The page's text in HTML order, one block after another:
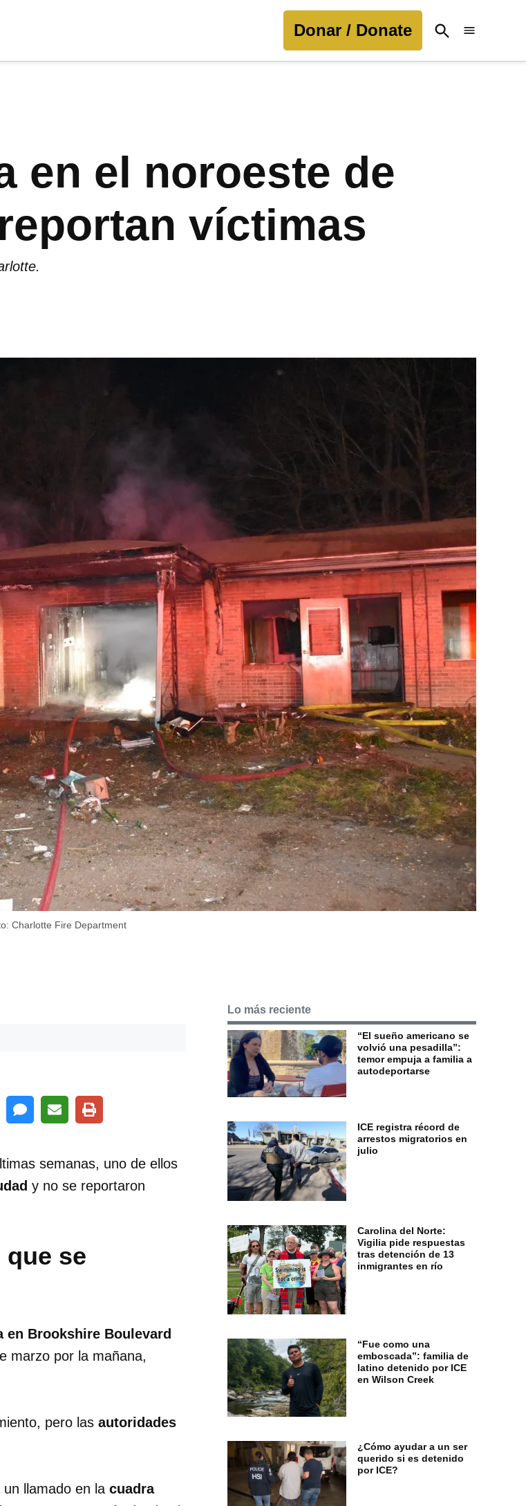
Donar / Donate
Open
Search
en el noroeste de
víctimas
Charlotte Fire Department
semanas, uno de ellos
y no se reportaron
se
en Brookshire Boulevard
marzo por la mañana,
pero las autoridades
llamado en la cuadra
Lo más reciente
“El sueño americano se
volvió una pesadilla”:
temor empuja a familia a
autodeportarse
ICE registra récord de
arrestos migratorios en
julio
Carolina del Norte:
Vigilia pide respuestas
tras detención de 13
inmigrantes en río
“Fue como una
emboscada”: familia de
latino detenido por ICE
en Wilson Creek
¿Cómo ayudar a un ser
querido si es detenido
por ICE?